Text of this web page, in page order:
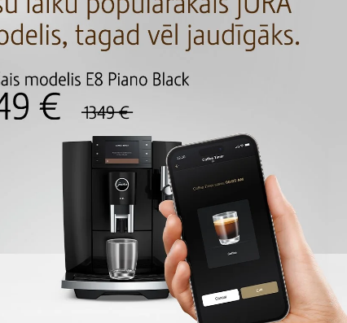
MEKLĒŠANAS
atbilst Jūsu meklēšanas kritērijam.